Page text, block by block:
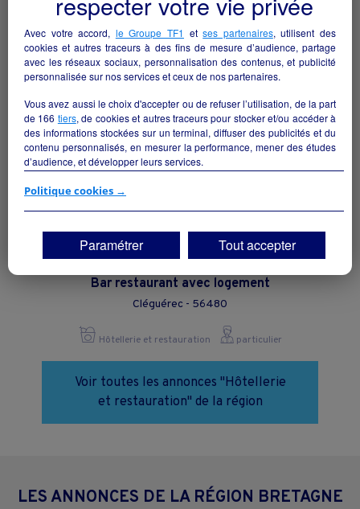
Val-Couesnon - 35560
Hôtellerie et restauration collectivite
Bar restaurant avec logement
Cléguérec - 56480
Hôtellerie et restauration particulier
Voir toutes les annonces "Hôtellerie
et restauration" de la région
LES ANNONCES DE LA RÉGION BRETAGNE
Avec votre accord, le Groupe TF1 etses partenaires, utilisent des
cookies et autres traceurs à des fins de mesure d’audience, partage
avec les réseaux sociaux, personnalisation des contenus, et publicité
personnalisée sur nos services et ceux de nos partenaires.
Vous avez aussi le choix d'accepter ou de refuser l’utilisation, de la part
de 166 tiers, de cookies et autres traceurs pour stocker et/ou accéder à
des informations stockées sur un terminal, diffuser des publicités et du
contenu personnalisés, en mesurer la performance, mener des études
d’audience, et développer leurs services.
Si vous continuez sans accepter, les fonctionnalités liées à la
vos centres d'intérêt. Seuls lescookies/traceurs techniquesseront
déposés et lus sur votre terminal.
Vous pouvez exprimer vos choix en cliquant sur "Tout accepter",
"Continuer sans accepter" ou "Paramétrer", et les modifier à tout
moment en cliquant sur le lien "Paramétrez vos choix" situé en bas de
Politique cookies →
Paramétrer Tout accepter